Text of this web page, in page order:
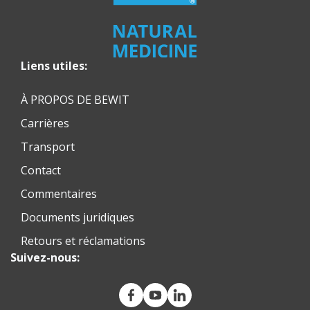
Liens utiles:
À PROPOS DE BEWIT
Carrières
Transport
Contact
Commentaires
Documents juridiques
Retours et réclamations
Suivez-nous: